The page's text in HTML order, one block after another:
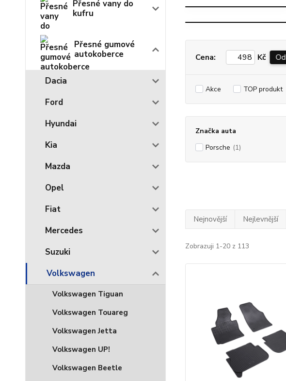
Přesné vany do
kufru
Přesné gumové
autokoberce
Dacia
Ford
Hyundai
Kia
Mazda
Opel
Fiat
Mercedes
Suzuki
Volkswagen
Volkswagen Tiguan
Volkswagen Touareg
Volkswagen Jetta
Volkswagen UP!
Volkswagen Beetle
ID.7
Cena: Kč Od
Akce TOP produkt
Značka auta
Porsche (1)
Nejnovější Nejlevnější
Zobrazuji 1-20 z 113